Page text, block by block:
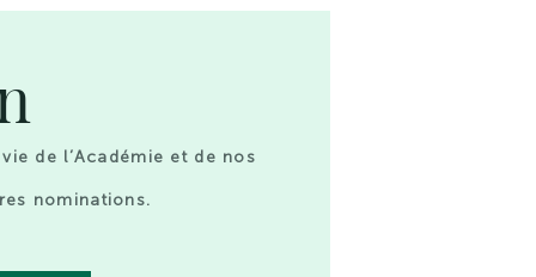
de l’Académie et de nos
nominations.